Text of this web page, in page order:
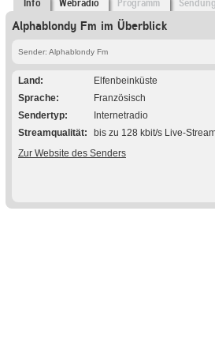
Info Webradio Programm
Alphablondy Fm im Überblick
Sender: Alphablondy Fm
Land
Elfenbeinküste
Sprache
Französisch
Sendertyp
Internetradio
Streamqualität
bis zu 128 kbit/s Live-
Zur Website des Senders